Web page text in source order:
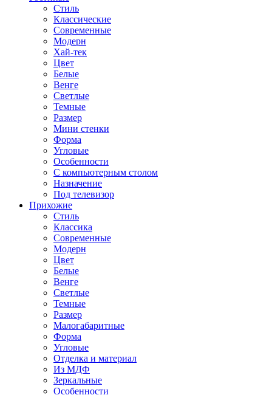
Стиль
Классические
Современные
Модерн
Хай-тек
Цвет
Белые
Венге
Светлые
Темные
Размер
Мини стенки
Форма
Угловые
Особенности
С компьютерным столом
Назначение
Под телевизор
Прихожие
Стиль
Классика
Современные
Модерн
Цвет
Белые
Венге
Светлые
Темные
Размер
Малогабаритные
Форма
Угловые
Отделка и материал
Из МДФ
Зеркальные
Особенности